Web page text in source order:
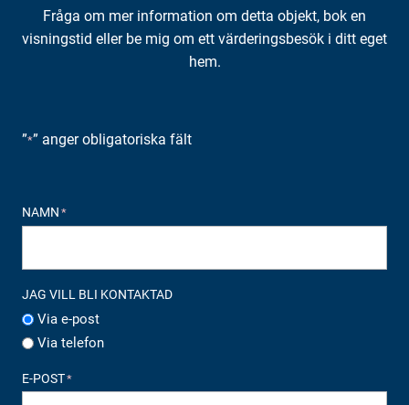
Fråga om mer information om detta objekt, bok en
visningstid eller be mig om ett värderingsbesök i ditt eget
hem.
”*” anger obligatoriska fält
NAMN *
JAG VILL BLI KONTAKTAD
Via e-post
Via telefon
E-POST*